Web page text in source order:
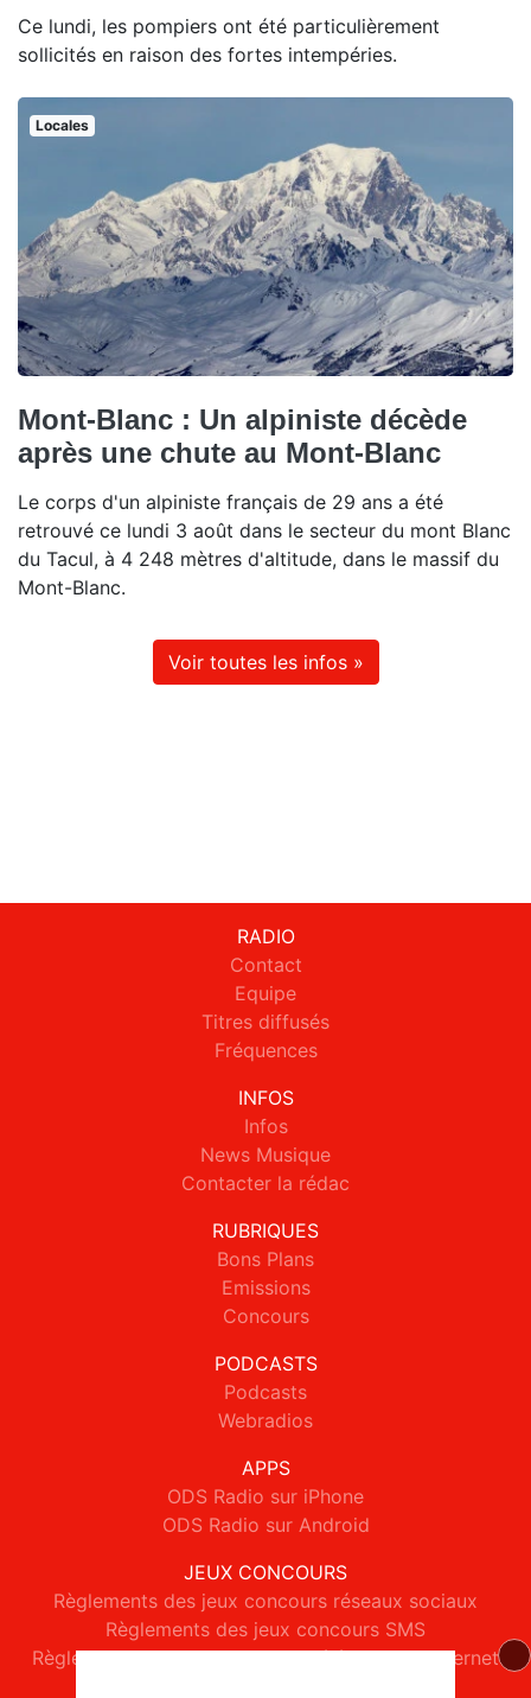
Ce lundi, les pompiers ont été particulièrement
sollicités en raison des fortes intempéries.
Locales
Mont-Blanc : Un alpiniste décède
après une chute au Mont-Blanc
Le corps d'un alpiniste français de 29 ans a été
retrouvé ce lundi 3 août dans le secteur du mont Blanc
du Tacul, à 4 248 mètres d'altitude, dans le massif du
Mont-Blanc.
Voir toutes les infos »
RADIO
Contact
Equipe
Titres diffusés
Fréquences
INFOS
Infos
News Musique
Contacter la rédac
RUBRIQUES
Bons Plans
Emissions
Concours
PODCASTS
Podcasts
Webradios
APPS
ODS Radio sur iPhone
ODS Radio sur Android
JEUX CONCOURS
Règlements des jeux concours réseaux sociaux
Règlements des jeux concours SMS
Règlements des jeux concours téléphone et internet